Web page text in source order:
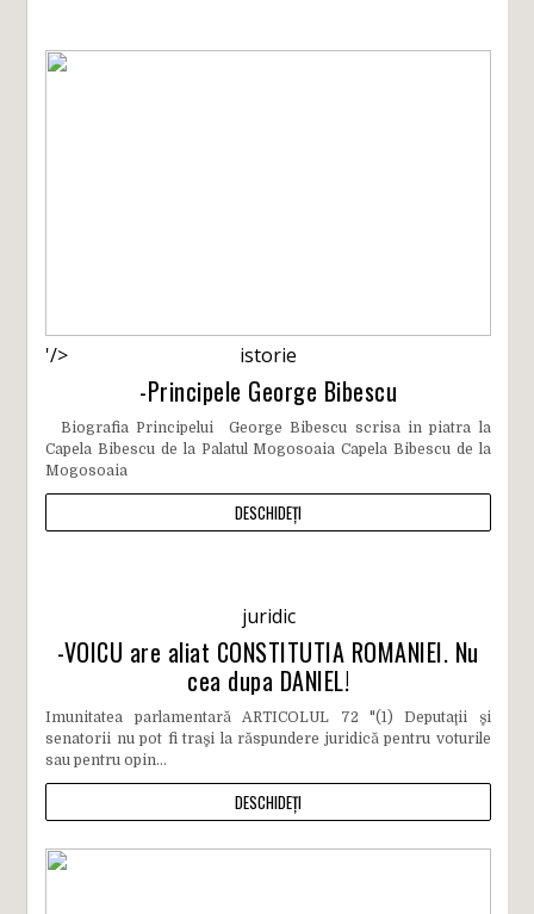
'/> istorie
-Principele George Bibescu
Biografia Principelui George Bibescu scrisa in piatra la
Capela Bibescu de la Palatul Mogosoaia Capela Bibescu de la
Mogosoaia
DESCHIDEȚI
juridic
-VOICU are aliat CONSTITUTIA ROMANIEI. Nu
cea dupa DANIEL!
Imunitatea parlamentară ARTICOLUL 72 "(1) Deputaţii şi
senatorii nu pot fi traşi la răspundere juridică pentru voturile
sau pentru opin...
DESCHIDEȚI